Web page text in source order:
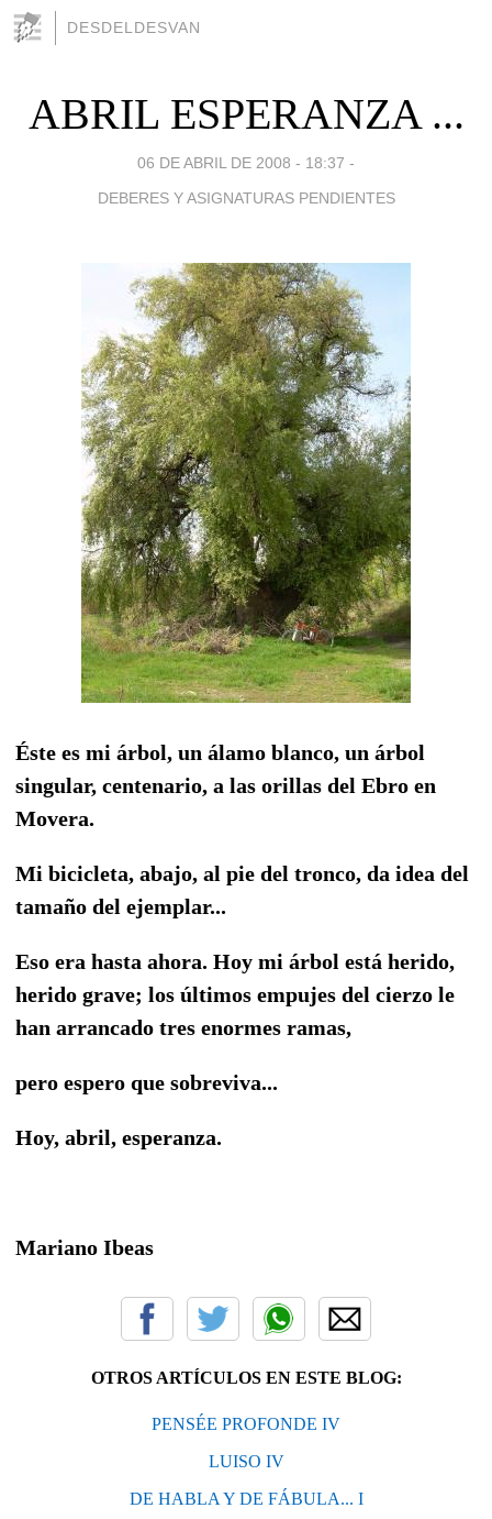
DESDELDESVAN
ABRIL ESPERANZA ...
06 DE ABRIL DE 2008 - 18:37 -
DEBERES Y ASIGNATURAS PENDIENTES
Éste es mi árbol, un álamo blanco, un árbol
singular, centenario, a las orillas del Ebro en
Movera.
Mi bicicleta, abajo, al pie del tronco, da idea del
tamaño del ejemplar...
Eso era hasta ahora. Hoy mi árbol está herido,
herido grave; los últimos empujes del cierzo le
han arrancado tres enormes ramas,
pero espero que sobreviva...
Hoy, abril, esperanza.
Mariano Ibeas
OTROS ARTÍCULOS EN ESTE BLOG:
PENSÉE PROFONDE IV
LUISO IV
DE HABLA Y DE FÁBULA... I